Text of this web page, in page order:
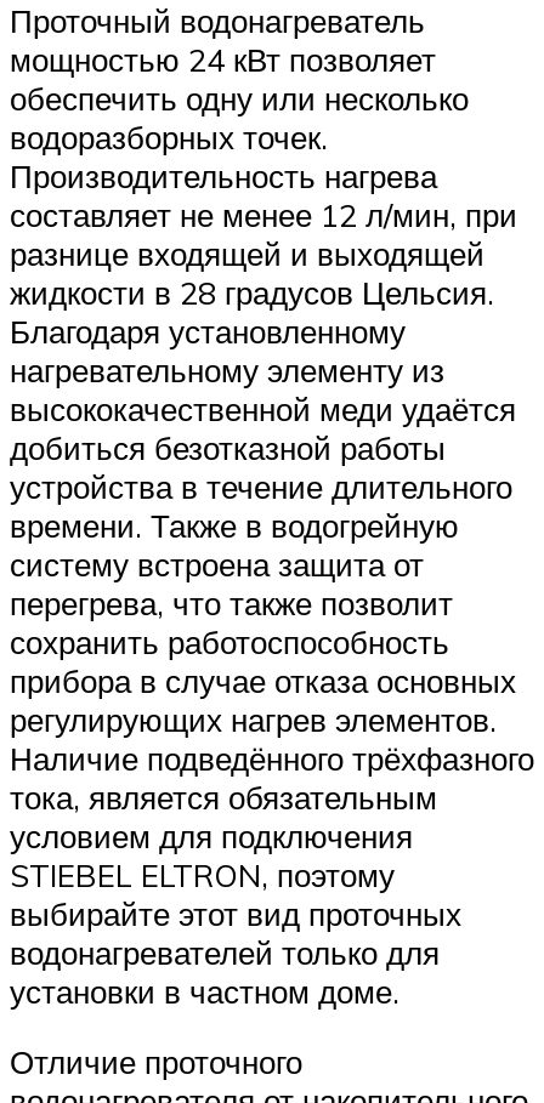
Проточный водонагреватель
мощностью 24 кВт позволяет
обеспечить одну или несколько
водоразборных точек.
Производительность нагрева
составляет не менее 12 л/мин, при
разнице входящей и выходящей
жидкости в 28 градусов Цельсия.
Благодаря установленному
нагревательному элементу из
высококачественной меди удаётся
добиться безотказной работы
устройства в течение длительного
времени. Также в водогрейную
систему встроена защита от
перегрева, что также позволит
сохранить работоспособность
прибора в случае отказа основных
регулирующих нагрев элементов.
Наличие подведённого трёхфазного
тока, является обязательным
условием для подключения
STIEBEL ELTRON, поэтому
выбирайте этот вид проточных
водонагревателей только для
установки в частном доме.
Отличие проточного